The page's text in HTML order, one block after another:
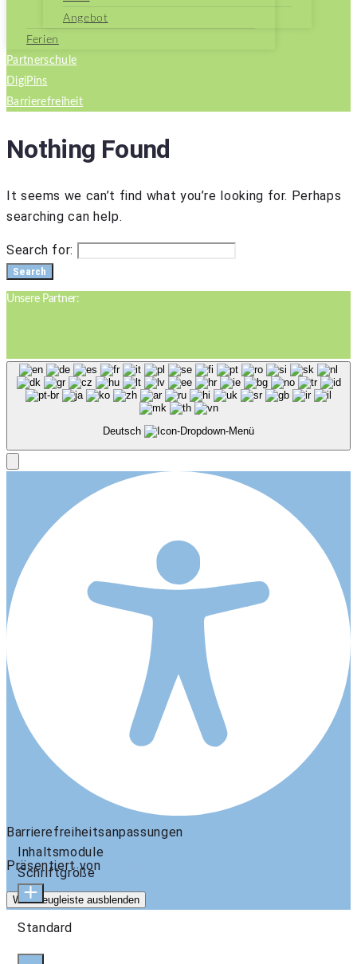
Angebot
Ferien
Partnerschule
DigiPins
Barrierefreiheit
Nothing Found
It seems we can’t find what you’re looking for. Perhaps
searching can help.
Search for:
Search
Unsere Partner:
Deutsch
Barrierefreiheitsanpassungen
Präsentiert von
Werkzeugleiste ausblenden
Inhaltsmodule
Schriftgröße
Standard